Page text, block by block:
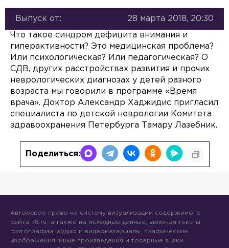
Выпуск от: 28 марта 2018, 20:30
Что такое синдром дефицита внимания и
гиперактивности? Это медицинская проблема?
Или психологическая? Или педагогическая? О
СДВ, других расстройствах развития и прочих
неврологических диагнозах у детей разного
возраста мы говорили в программе «Время
врача». Доктор Александр Хаджидис пригласил
специалиста по детской неврологии Комитета
здравоохранения Петербурга Тамару Лазебник.
Поделиться:
Авторское право на систему визуализации содержимого
сайта 78.ru, а также на исходные данные, включая тексты,
фотографии, аудио и видеоматериалы, графические
изображения, иные произведения и товарные знаки